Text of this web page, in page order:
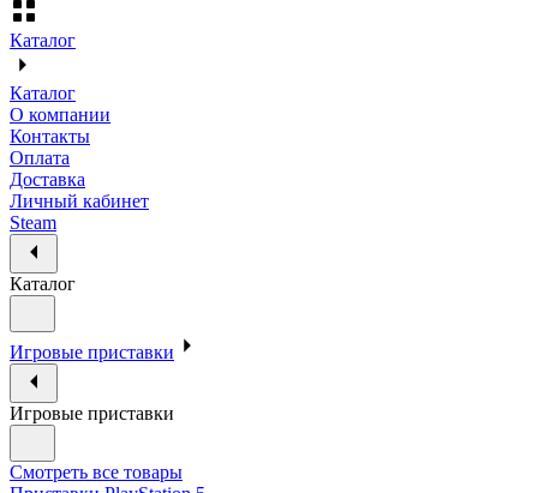
Каталог
Каталог
О компании
Контакты
Оплата
Доставка
Личный кабинет
Steam
Каталог
Игровые приставки
Игровые приставки
Смотреть все товары